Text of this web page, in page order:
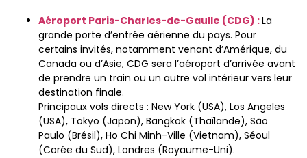
Aéroport Paris-Charles-de-Gaulle (CDG) :La
grande porte d’entrée aérienne du pays. Pour
certains invités, notamment venant d’Amérique, du
Canada ou d’Asie, CDG sera l’aéroport d’arrivée avant
de prendre un train ou un autre vol intérieur vers leur
destination finale.
Principaux vols directs : New York (USA), Los Angeles
(USA), Tokyo (Japon), Bangkok (Thaïlande), São
Paulo (Brésil), Ho Chi Minh-Ville (Vietnam), Séoul
(Corée du Sud), Londres (Royaume-Uni).